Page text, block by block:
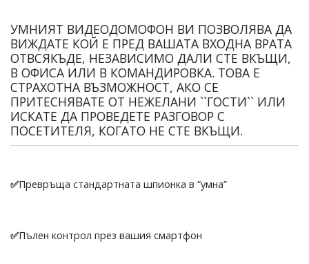
УМНИЯТ ВИДЕОДОМОФОН ВИ ПОЗВОЛЯВА ДА
ВИЖДАТЕ КОЙ Е ПРЕД ВАШАТА ВХОДНА ВРАТА
ОТВСЯКЪДЕ, НЕЗАВИСИМО ДАЛИ СТЕ ВКЪЩИ,
В ОФИСА ИЛИ В КОМАНДИРОВКА. ТОВА Е
СТРАХОТНА ВЪЗМОЖНОСТ, АКО СЕ
ПРИТЕСНЯВАТЕ ОТ НЕЖЕЛАНИ ``ГОСТИ`` ИЛИ
ИСКАТЕ ДА ПРОВЕДЕТЕ РАЗГОВОР С
ПОСЕТИТЕЛЯ, КОГАТО НЕ СТЕ ВКЪЩИ.
✅Превръща стандартната шпионка в “умна”
✅Пълен контрол през вашия смартфон